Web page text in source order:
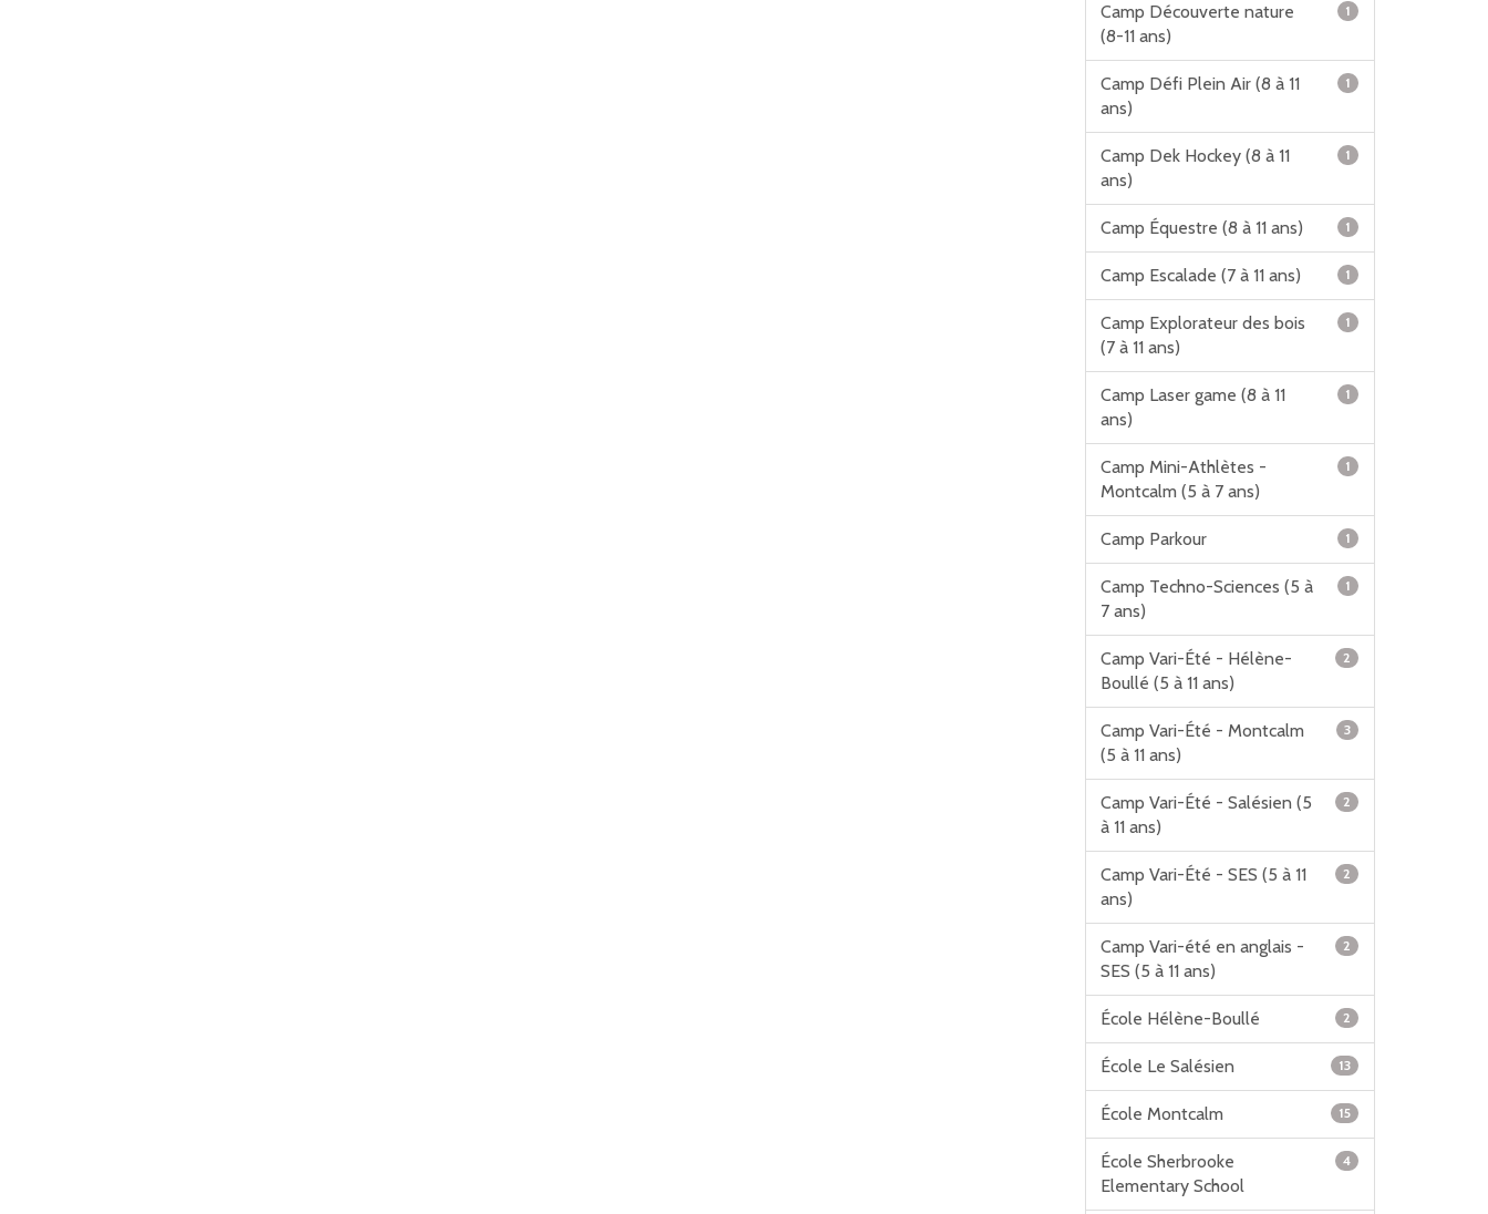
Camp Découverte nature
(8-11 ans)
1
Camp Défi Plein Air (8 à 11
ans)
1
Camp Dek Hockey (8 à 11
ans)
1
Camp Équestre (8 à 11 ans) 1
Camp Escalade (7 à 11 ans) 1
Camp Explorateur des bois
(7 à 11 ans)
1
Camp Laser game (8 à 11
ans)
1
Camp Mini-Athlètes -
Montcalm (5 à 7 ans)
1
Camp Parkour 1
Camp Techno-Sciences (5 à
7 ans)
1
Camp Vari-Été - Hélène-
Boullé (5 à 11 ans)
2
Camp Vari-Été - Montcalm
(5 à 11 ans)
3
Camp Vari-Été - Salésien (5
à 11 ans)
2
Camp Vari-Été - SES (5 à 11
ans)
2
Camp Vari-été en anglais -
SES (5 à 11 ans)
2
École Hélène-Boullé 2
École Le Salésien 13
École Montcalm 15
École Sherbrooke
Elementary School
4